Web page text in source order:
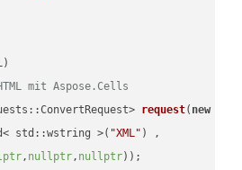
mit Aspose.Cells
request( new
std::wstring >(
"XML" ) ,
, nullptr, nullptr))